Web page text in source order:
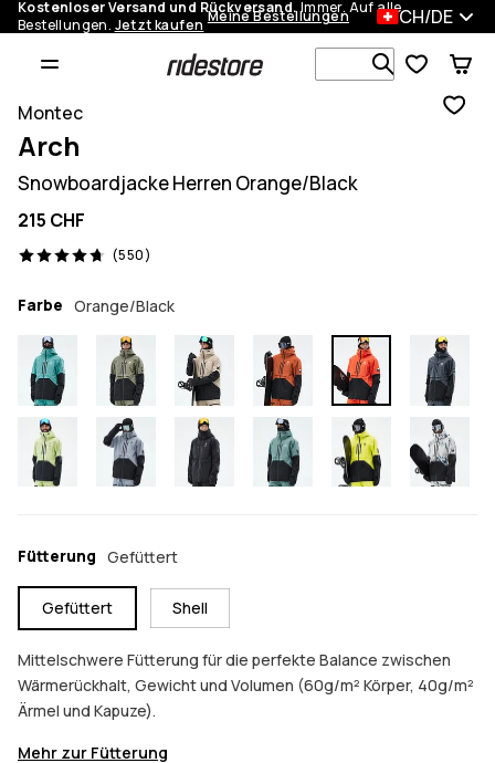
Kostenloser Versand und Rückversand.Immer. Auf alle
Bestellungen. Jetzt kaufen Meine Bestellungen CH/DE
Montec
Arch
Snowboardjacke Herren Orange/Black
215 CHF
(550)
550 Reviews, 4.7/5
Farbe Orange/Black
Fütterung Gefüttert
Gefüttert Shell
Mittelschwere Fütterung für die perfekte Balance zwischen
Wärmerückhalt, Gewicht und Volumen (60g/m² Körper, 40g/m²
Ärmel und Kapuze).
Mehr zur Fütterung